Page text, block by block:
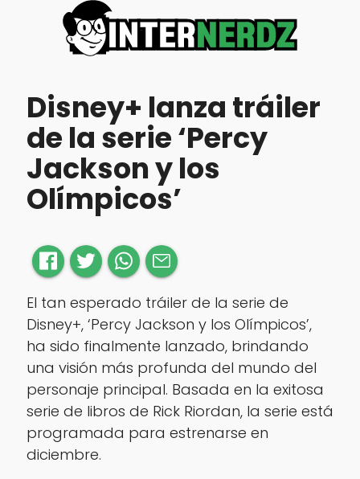
Disney+ lanza tráiler
de la serie ‘Percy
Jackson y los
Olímpicos’
El tan esperado tráiler de la serie de
Disney+, ‘Percy Jackson y los Olímpicos’,
ha sido finalmente lanzado, brindando
una visión más profunda del mundo del
personaje principal. Basada en la exitosa
serie de libros de Rick Riordan, la serie está
programada para estrenarse en
diciembre.